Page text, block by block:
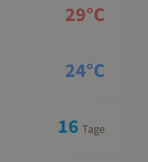
29°C
24°C
16 Tage